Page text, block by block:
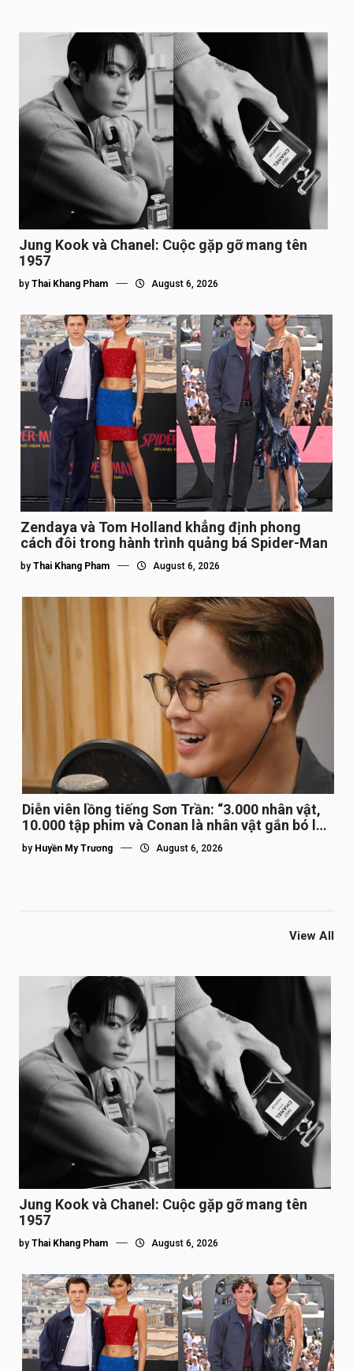
Jung Kook và Chanel: Cuộc gặp gỡ mang tên
1957
by Thai Khang Pham August 6, 2026
Zendaya và Tom Holland khẳng định phong
cách đôi trong hành trình quảng bá Spider-Man
by Thai Khang Pham August 6, 2026
Diễn viên lồng tiếng Sơn Trần: “3.000 nhân vật,
10.000 tập phim và Conan là nhân vật gắn bó lâu
nhất”
by Huyền My Trương August 6, 2026
View All
Jung Kook và Chanel: Cuộc gặp gỡ mang tên
1957
by Thai Khang Pham August 6, 2026